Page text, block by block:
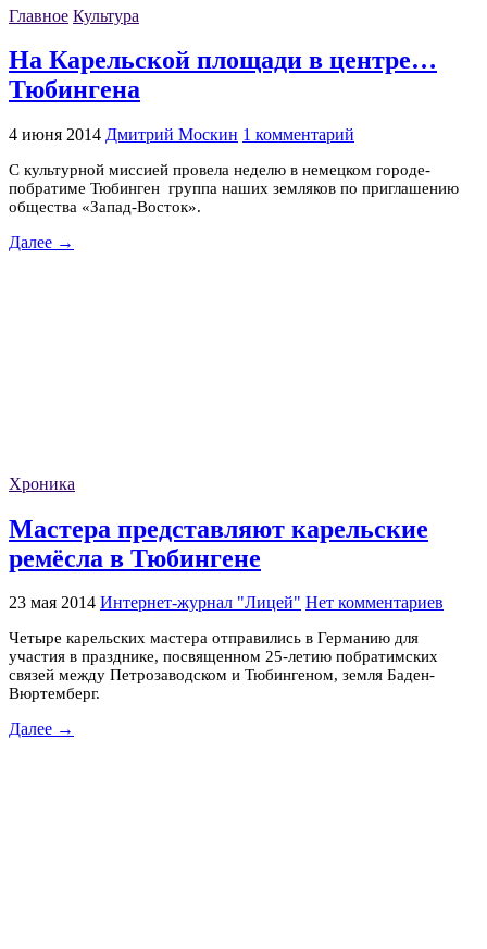
Главное Культура
На Карельской площади в центре…
Тюбингена
4 июня 2014 Дмитрий Москин 1 комментарий
С культурной миссией провела неделю в немецком городе-
побратиме Тюбинген группа наших земляков по приглашению
общества «Запад-Восток».
Далее →
Хроника
Мастера представляют карельские
ремёсла в Тюбингене
23 мая 2014 Интернет-журнал "Лицей" Нет комментариев
Четыре карельских мастера отправились в Германию для
участия в празднике, посвященном 25-летию побратимских
связей между Петрозаводском и Тюбингеном, земля Баден-
Вюртемберг.
Далее →